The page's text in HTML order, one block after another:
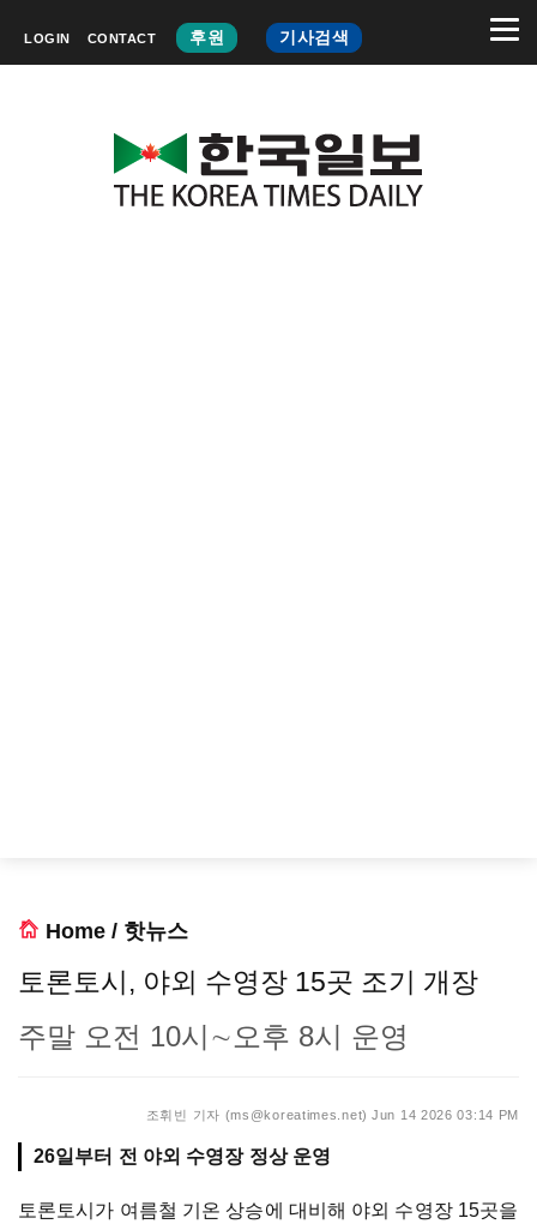
LOGIN CONTACT 후원 기사검색
Home / 핫뉴스
토론토시, 야외 수영장 15곳 조기 개장
주말 오전 10시∼오후 8시 운영
조휘빈 기자 (ms@koreatimes.net) Jun 14 2026 03:14 PM
26일부터 전 야외 수영장 정상 운영
토론토시가 여름철 기온 상승에 대비해 야외 수영장 15곳을